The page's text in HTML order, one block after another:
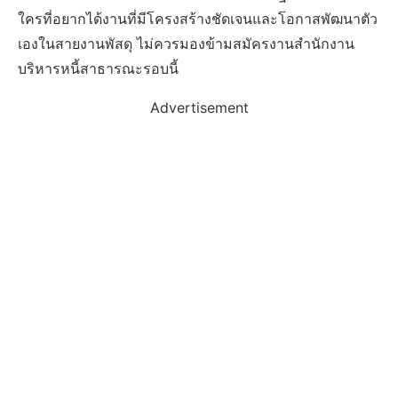
ใครที่อยากได้งานที่มีโครงสร้างชัดเจนและโอกาสพัฒนาตัว
เองในสายงานพัสดุ ไม่ควรมองข้ามสมัครงานสำนักงาน
บริหารหนี้สาธารณะรอบนี้
Advertisement